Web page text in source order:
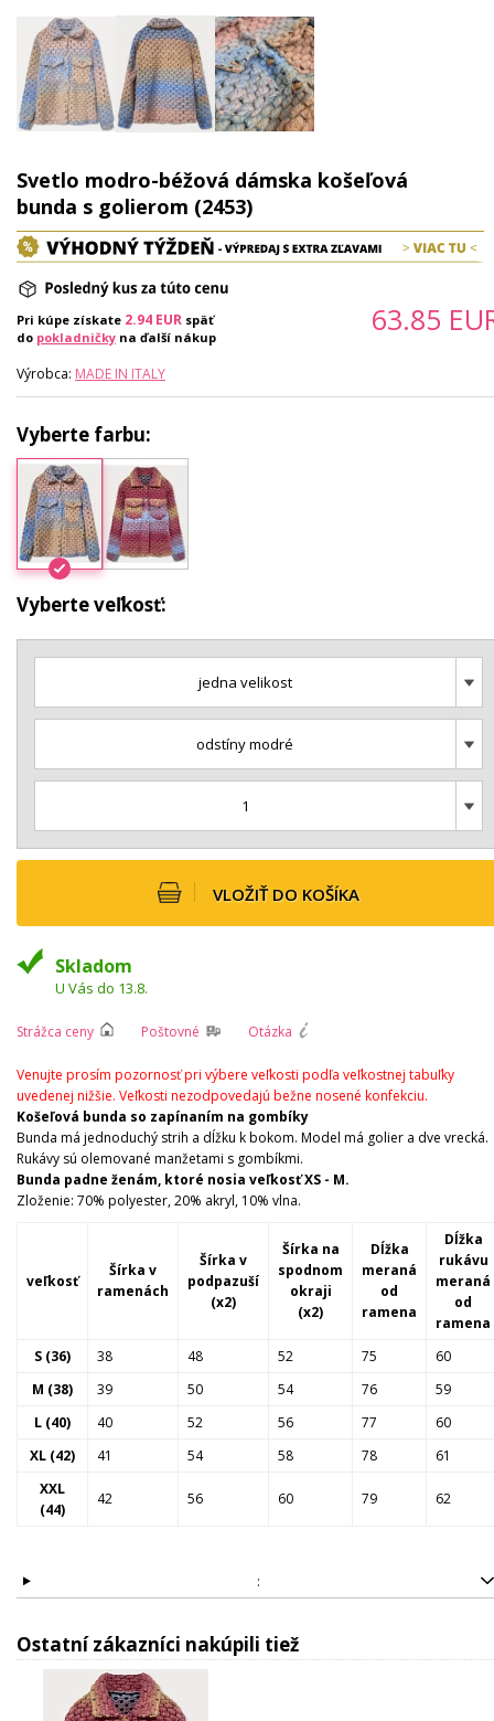
Svetlo modro-béžová dámska košeľová
bunda s golierom (2453)
Pri kúpe získate 2.94 EUR späť
do pokladničky na ďalší nákup
Výrobca: MADE IN ITALY
63.85
Vyberte farbu:
Vyberte veľkosť:
jedna velikost
odstíny modré
1
VLOŽIŤ DO KOŠÍKA
Skladom
U Vás do 13.8.
Strážca ceny Poštovné Otázka
Venujte prosím pozornosť pri výbere veľkosti podľa veľkostnej tabuľky
uvedenej nižšie. Veľkosti nezodpovedajú bežne nosené konfekciu.
Košeľová bunda so zapínaním na gombíky
Bunda má jednoduchý strih a dĺžku k bokom. Model má golier a dve vrecká.
Rukávy sú olemované manžetami s gombíkmi.
Bunda padne ženám, ktoré nosia veľkosť XS - M.
Zloženie: 70% polyester, 20% akryl, 10% vlna.
veľkosť
Šírka v
ramenách
Šírka v
podpazuší
(x2)
Šírka na
spodnom
okraji
(x2)
Dĺžka
meraná
od
ramena
Dĺžka
rukávu
meraná
od
ramena
S (36)
38 48 52 75
60
M (38)
39 50 54 76
59
L (40)
40 52 56 77
60
XL (42)
41 54 58 78
61
XXL
(44)
42 56 60 79 62
:
Ostatní zákazníci nakúpili tiež